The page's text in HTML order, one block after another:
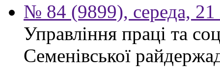
№ 84 (9899), середа,
Управління праці та
Семенівської